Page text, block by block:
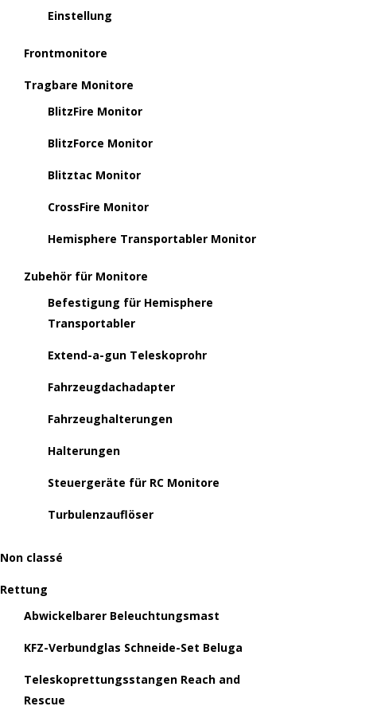
Einstellung
Frontmonitore
Tragbare Monitore
BlitzFire Monitor
BlitzForce Monitor
Blitztac Monitor
CrossFire Monitor
Hemisphere Transportabler Monitor
Zubehör für Monitore
Befestigung für Hemisphere
Transportabler
Extend-a-gun Teleskoprohr
Fahrzeugdachadapter
Fahrzeughalterungen
Halterungen
Steuergeräte für RC Monitore
Turbulenzauflöser
Non classé
Rettung
Abwickelbarer Beleuchtungsmast
KFZ-Verbundglas Schneide-Set Beluga
Teleskoprettungsstangen Reach and
Rescue